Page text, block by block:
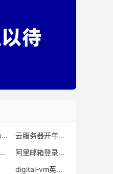
韩国站群服务器商家
云服务器开年采购
联通AS9929线路租用
阿里邮箱登录企业版
digital-vm英国vps